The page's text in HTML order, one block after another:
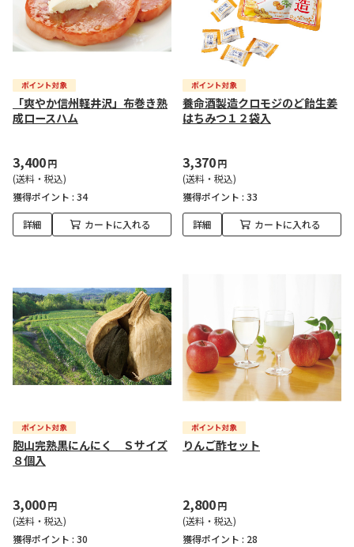
「爽やか信州軽井沢」布巻き熟
成ロースハム
3,400円
(送料・税込)
獲得ポイント : 34
詳細 カートに入れる
養命酒製造クロモジのど飴生姜
はちみつ１２袋入
3,370円
(送料・税込)
獲得ポイント : 33
詳細 カートに入れる
胞山完熟黒にんにく Ｓサイズ
８個入
3,000円
(送料・税込)
獲得ポイント : 30
りんご酢セット
2,800円
(送料・税込)
獲得ポイント : 28